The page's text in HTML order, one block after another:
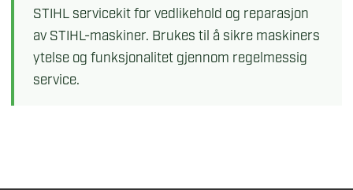
STIHL servicekit for vedlikehold og reparasjon
av STIHL-maskiner. Brukes til å sikre maskiners
ytelse og funksjonalitet gjennom regelmessig
service.